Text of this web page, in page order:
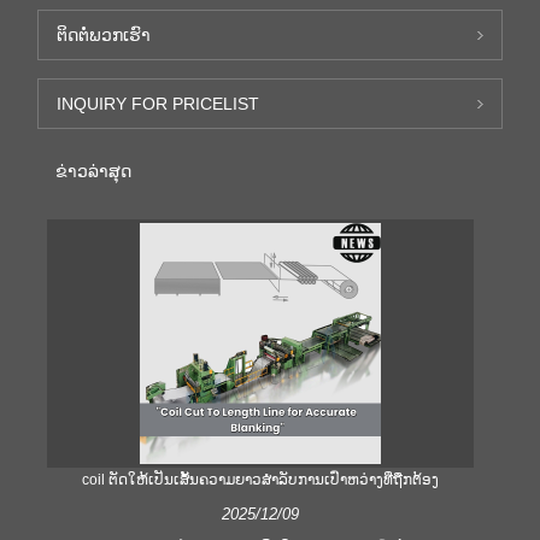
ຕິດ​ຕໍ່​ພວກ​ເຮົາ
INQUIRY FOR PRICELIST
ຂ່າວ​ລ່າ​ສຸດ
coil ຕັດໃຫ້ເປັນເສັ້ນຄວາມຍາວສໍາລັບການເປົ່າຫວ່າງທີ່ຖືກຕ້ອງ
2025/12/09